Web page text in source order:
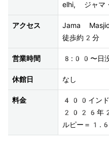
elhi, ジャマ
アクセス
Jama Masjid
徒歩約2分
営業時間 8:00〜日
休館日 なし
料金
400イン
2026年2
ルピー＝